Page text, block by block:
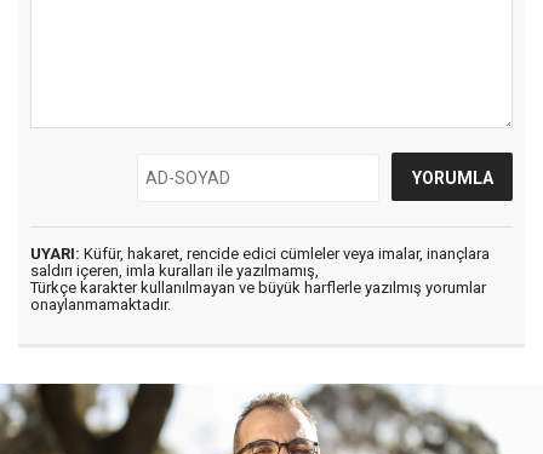
UYARI: Küfür, hakaret, rencide edici cümleler veya imalar, inançlara
saldırı içeren, imla kuralları ile yazılmamış,
Türkçe karakter kullanılmayan ve büyük harflerle yazılmış yorumlar
onaylanmamaktadır.